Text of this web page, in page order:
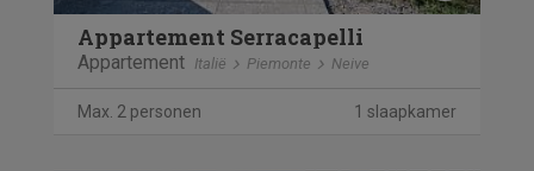
Appartement Serracapelli
Appartement Italië Piemonte Neive
Max. 2 personen 1 slaapkamer